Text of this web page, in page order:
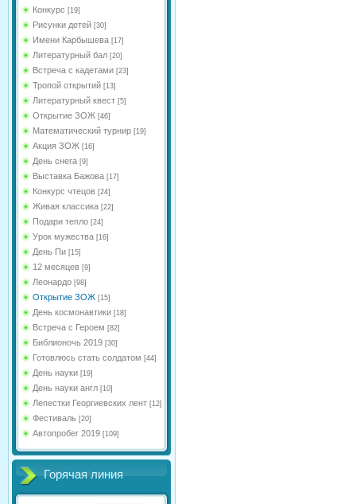
Конкурс [19]
Рисунки детей [30]
Имени Карбышева [17]
Литературный бал [20]
Встреча с кадетами [23]
Тропой открытий [13]
Литературный квест [5]
Открытие ЗОЖ [46]
Математический турнир [19]
Акция ЗОЖ [16]
День снега [9]
Выставка Бажова [17]
Конкурс чтецов [24]
Живая классика [22]
Подари тепло [24]
Урок мужества [16]
День Пи [15]
12 месяцев [9]
Леонардо [98]
Открытие ЗОЖ [15]
День космонавтики [18]
Встреча с Героем [82]
Библионочь 2019 [30]
Готовлюсь стать солдатом [44]
День науки [19]
День науки англ [10]
Лепестки Георгиевских лент [12]
Фестиваль [20]
Автопробег 2019 [109]
Горячая линия